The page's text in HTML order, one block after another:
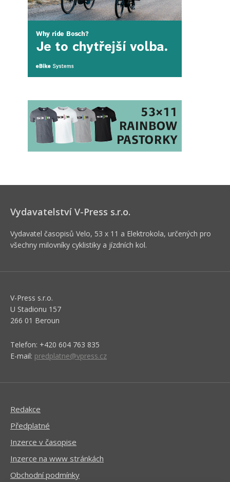
Vydavatelství V-Press s.r.o.
Vydavatel časopisů Velo, 53 x 11 a Elektrokola, určených pro
všechny milovníky cyklistiky a jízdních kol.
V-Press s.r.o.
U Stadionu 157
266 01 Beroun
Telefon: +420 604 763 835
E-mail: predplatne@vpress.cz
Redakce
Předplatné
Inzerce v časopise
Inzerce na www stránkách
Obchodní podmínky